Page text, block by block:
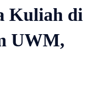
Kuliah di
UWM,